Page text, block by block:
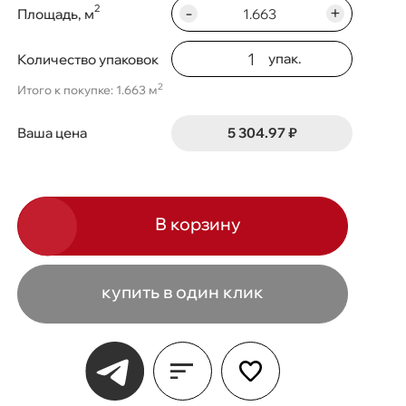
Площадь, м2 - +
Количество упаковок упак.
Итого к покупке: 1.663 м2
Ваша цена 5 304.97 ₽
В корзину
купить в один клик